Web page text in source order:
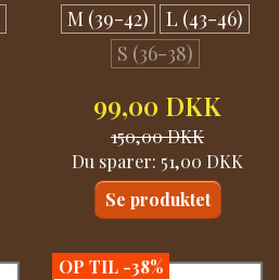
M (39-42)
L (43-46)
S (36-38)
99,00 DKK
150,00 DKK
Du sparer: 51,00 DKK
Se produktet
OP TIL -38%